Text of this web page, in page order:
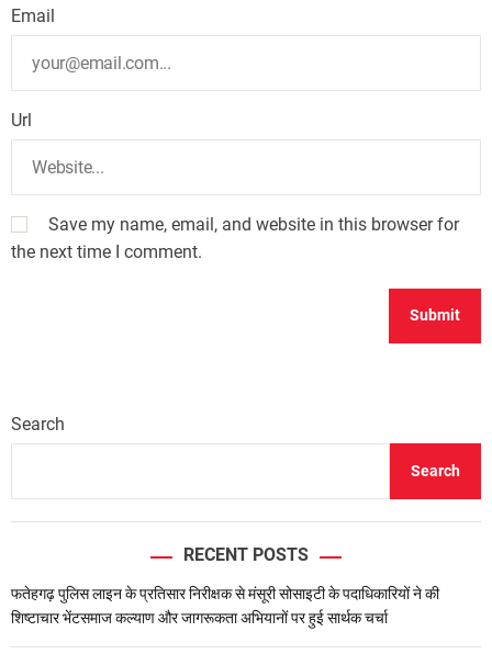
Email
Url
Save my name, email, and website in this browser for
the next time I comment.
Search
Search
RECENT POSTS
फतेहगढ़ पुलिस लाइन के प्रतिसार निरीक्षक से मंसूरी सोसाइटी के पदाधिकारियों ने की
शिष्टाचार भेंटसमाज कल्याण और जागरूकता अभियानों पर हुई सार्थक चर्चा